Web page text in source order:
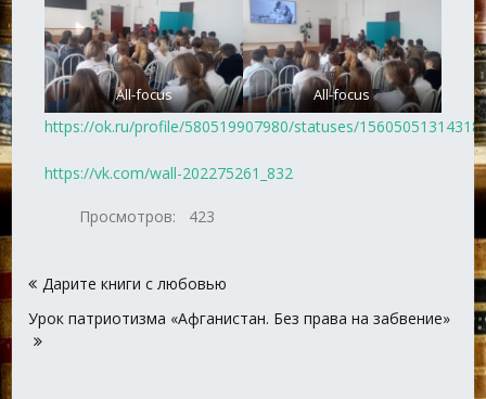
All-focus All-focus
https://ok.ru/profile/580519907980/statuses/
https://vk.com/wall-202275261_832
Просмотров: 423
по
записям
Дарите книги с любовью
Урок патриотизма «Афганистан. Без права на забвение»